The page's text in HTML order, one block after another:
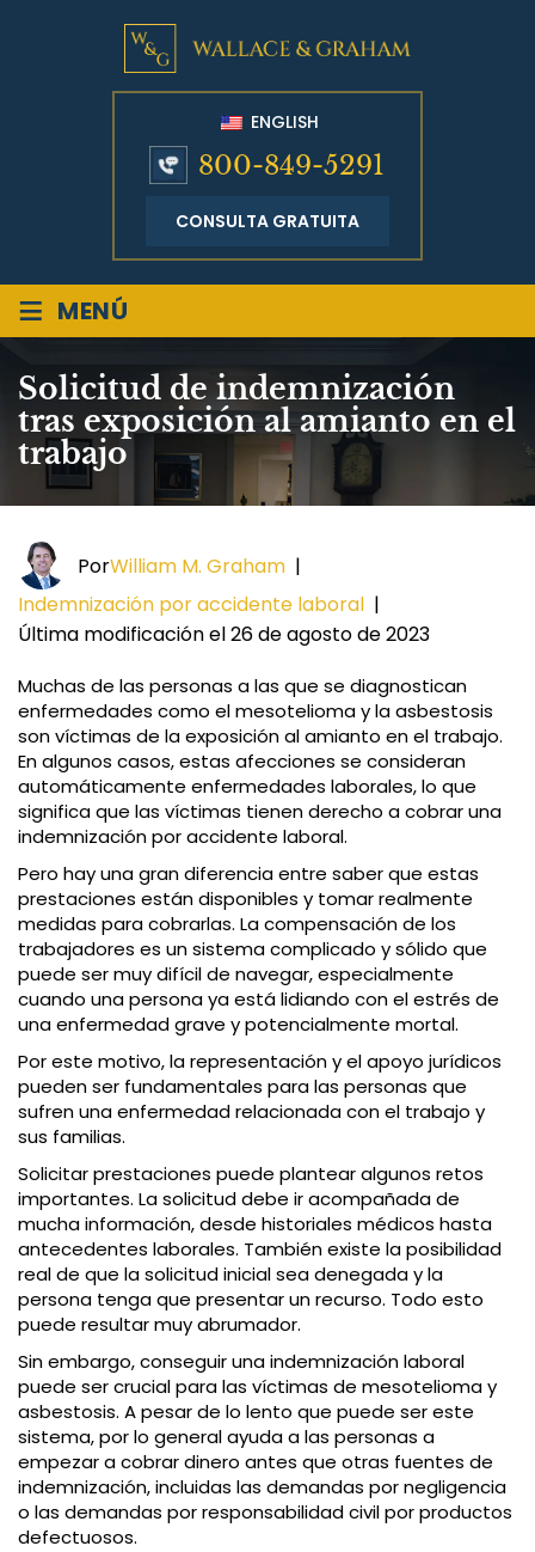
ENGLISH
800-849-5291
CONSULTA GRATUITA
≡ MENÚ
Solicitud de indemnización
tras exposición al amianto en el
trabajo
PorWilliam M. Graham |
Indemnización por accidente laboral |
Última modificación el 26 de agosto de 2023
Muchas de las personas a las que se diagnostican
enfermedades como el mesotelioma y la asbestosis
son víctimas de la exposición al amianto en el trabajo.
En algunos casos, estas afecciones se consideran
automáticamente enfermedades laborales, lo que
significa que las víctimas tienen derecho a cobrar una
indemnización por accidente laboral.
Pero hay una gran diferencia entre saber que estas
prestaciones están disponibles y tomar realmente
medidas para cobrarlas. La compensación de los
trabajadores es un sistema complicado y sólido que
puede ser muy difícil de navegar, especialmente
cuando una persona ya está lidiando con el estrés de
una enfermedad grave y potencialmente mortal.
Por este motivo, la representación y el apoyo jurídicos
pueden ser fundamentales para las personas que
sufren una enfermedad relacionada con el trabajo y
sus familias.
Solicitar prestaciones puede plantear algunos retos
importantes. La solicitud debe ir acompañada de
mucha información, desde historiales médicos hasta
antecedentes laborales. También existe la posibilidad
real de que la solicitud inicial sea denegada y la
persona tenga que presentar un recurso. Todo esto
puede resultar muy abrumador.
Sin embargo, conseguir una indemnización laboral
puede ser crucial para las víctimas de mesotelioma y
asbestosis. A pesar de lo lento que puede ser este
sistema, por lo general ayuda a las personas a
empezar a cobrar dinero antes que otras fuentes de
indemnización, incluidas las demandas por negligencia
o las demandas por responsabilidad civil por productos
defectuosos.